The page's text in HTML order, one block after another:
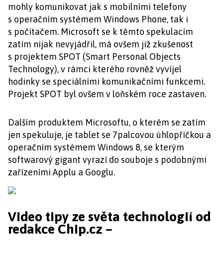
mohly komunikovat jak s mobilními telefony
s operačním systémem Windows Phone, tak i
s počítačem. Microsoft se k těmto spekulacím
zatím nijak nevyjádřil, má ovšem již zkušenost
s projektem SPOT (Smart Personal Objects
Technology), v rámci kterého rovněž vyvíjel
hodinky se speciálními komunikačními funkcemi.
Projekt SPOT byl ovšem v loňském roce zastaven.
Dalším produktem Microsoftu, o kterém se zatím
jen spekuluje, je tablet se 7palcovou úhlopříčkou a
operačním systémem Windows 8, se kterým
softwarový gigant vyrazí do souboje s podobnými
zařízeními Applu a Googlu.
Video tipy ze světa technologií od
redakce Chip.cz –